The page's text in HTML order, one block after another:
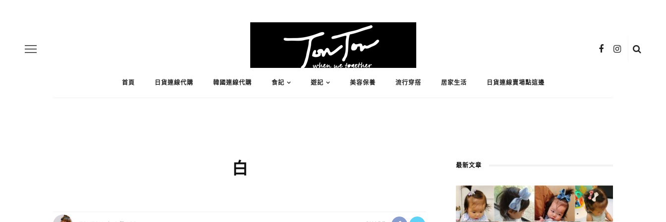
首頁 日貨連線代購 韓國連線代購 食記 遊記 美容保養 流行穿搭 居家生活 日貨連線賣場點這邊
白 最新文章